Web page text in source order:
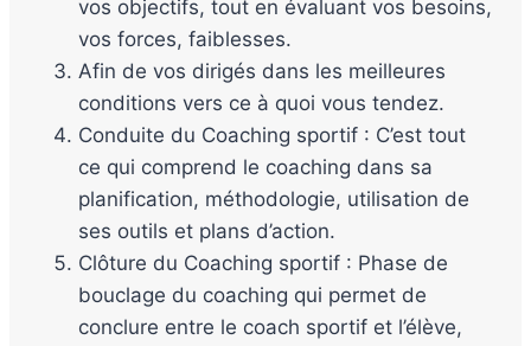
vos objectifs, tout en évaluant vos besoins,
vos forces, faiblesses.
Afin de vos dirigés dans les meilleures
conditions vers ce à quoi vous tendez.
Conduite du Coaching sportif : C’est tout
ce qui comprend le coaching dans sa
planification, méthodologie, utilisation de
ses outils et plans d’action.
Clôture du Coaching sportif : Phase de
bouclage du coaching qui permet de
conclure entre le coach sportif et l’élève,